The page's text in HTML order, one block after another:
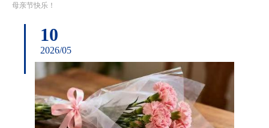
母亲节快乐！
10
2026/05